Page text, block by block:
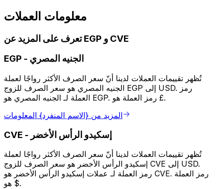
معلومات العملات
تعرف على المزيد عن EGP و CVE
EGP - الجنيه المصري
تُظهر تقييمات العملات لدينا أنّ سعر الصرف الأكثر رواجًا لعملة
الجنيه المصري هو سعر الصرف للزوج EGP إلى USD. رمز
العملة لـ الجنيه المصري هو EGP. رمز العملة هو £.
المزيد من {الاسم المنفرد} المعلومات
CVE - إسكيدو الرأس الأخضر
تُظهر تقييمات العملات لدينا أنّ سعر الصرف الأكثر رواجًا لعملة
إسكيدو الرأس الأخضر هو سعر الصرف للزوج CVE إلى USD.
رمز العملة لـ عملات إسكيدو الرأس الأخضر هو CVE. رمز العملة
هو $.